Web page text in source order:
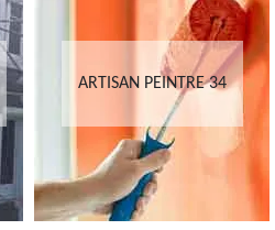
ARTISAN PEINTRE 34